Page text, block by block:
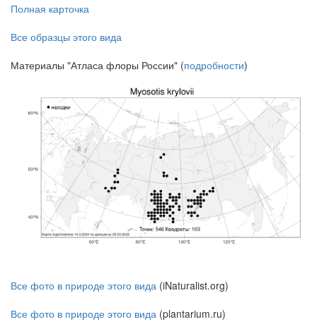
Полная карточка
Все образцы этого вида
Материалы "Атласа флоры России" (подробности)
Все фото в природе этого вида (iNaturalist.org)
Все фото в природе этого вида (plantarium.ru)